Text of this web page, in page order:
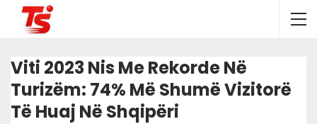
Viti 2023 Nis Me Rekorde Në
Turizëm: 74% Më Shumë Vizitorë
Të Huaj Në Shqipëri